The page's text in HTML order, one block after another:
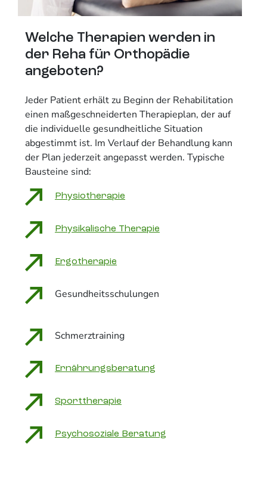
Welche Therapien werden in
der Reha für Orthopädie
angeboten?
Jeder Patient erhält zu Beginn der Rehabilitation
einen maßgeschneiderten Therapieplan, der auf
die individuelle gesundheitliche Situation
abgestimmt ist. Im Verlauf der Behandlung kann
der Plan jederzeit angepasst werden. Typische
Bausteine sind:
Physiotherapie
Physikalische Therapie
Ergotherapie
Gesundheitsschulungen
Schmerztraining
Ernährungsberatung
Sporttherapie
Psychosoziale Beratung